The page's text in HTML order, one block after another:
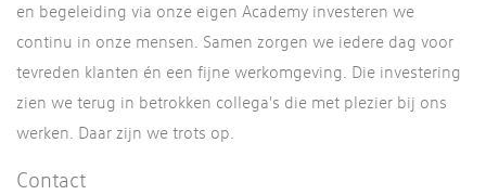
en begeleiding via onze eigen Academy investeren we
continu in onze mensen. Samen zorgen we iedere dag voor
tevreden klanten én een fijne werkomgeving. Die investering
zien we terug in betrokken collega's die met plezier bij ons
werken. Daar zijn we trots op.
Contact